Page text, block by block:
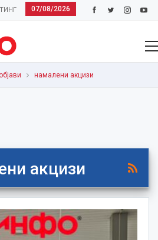
07/08/2026
намалени акцизи
акцизи